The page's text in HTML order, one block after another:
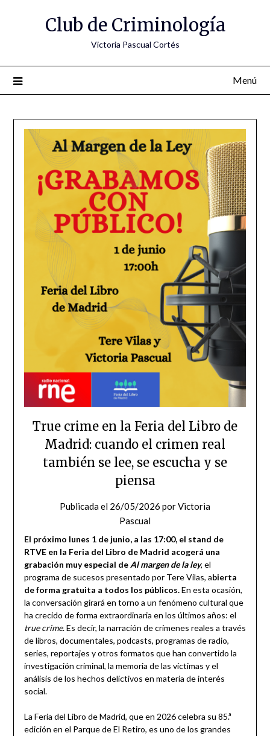
Club de Criminología
Victoria Pascual Cortés
Menú
True crime en la Feria del Libro de
Madrid: cuando el crimen real
también se lee, se escucha y se
piensa
Publicada el 26/05/2026 porVictoria
Pascual
El próximo lunes 1 de junio, a las 17:00, el stand de
RTVE en la Feria del Libro de Madrid acogerá una
grabación muy especial de Al margen de la ley, el
programa de sucesos presentado por Tere Vilas, abierta
de forma gratuita a todos los públicos.En esta ocasión,
la conversación girará en torno a un fenómeno cultural que
ha crecido de forma extraordinaria en los últimos años: el
true crime. Es decir, la narración de crímenes reales a través
de libros, documentales, podcasts, programas de radio,
series, reportajes y otros formatos que han convertido la
investigación criminal, la memoria de las víctimas y el
análisis de los hechos delictivos en materia de interés
social.
La Feria del Libro de Madrid, que en 2026 celebra su 85.ª
edición en el Parque de El Retiro, es uno de los grandes